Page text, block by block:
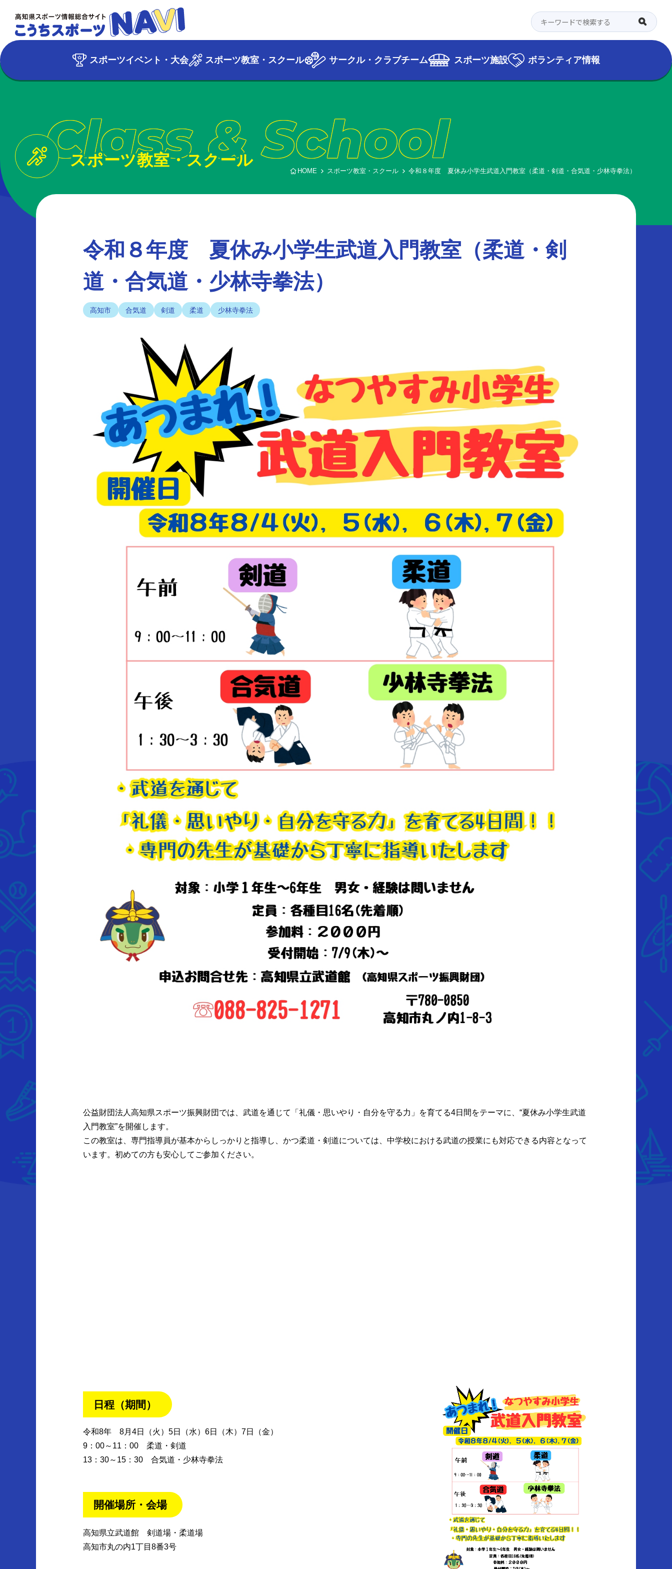
スポーツイベント・大会 スポーツ教室・スクール サークル・クラブチーム スポーツ施設 ボランティア情報
Class & School
スポーツ教室・スクール
HOME スポーツ教室・スクール 令和８年度 夏休み小学生武道入門教室（柔道・剣道・合気道・少林寺拳法）
令和８年度 夏休み小学生武道入門教室（柔道・剣
道・合気道・少林寺拳法）
高知市 合気道 剣道 柔道 少林寺拳法
公益財団法人高知県スポーツ振興財団では、武道を通じて「礼儀・思いやり・自分を守る力」を育てる4日間をテーマに、“夏休み小学生武道
入門教室”を開催します。
この教室は、専門指導員が基本からしっかりと指導し、かつ柔道・剣道については、中学校における武道の授業にも対応できる内容となって
います。初めての方も安心してご参加ください。
日程（期間）
令和8年 8月4日（火）5日（水）6日（木）7日（金）
9：00～11：00 柔道・剣道
13：30～15：30 合気道・少林寺拳法
開催場所・会場
高知県立武道館 剣道場・柔道場
高知市丸の内1丁目8番3号